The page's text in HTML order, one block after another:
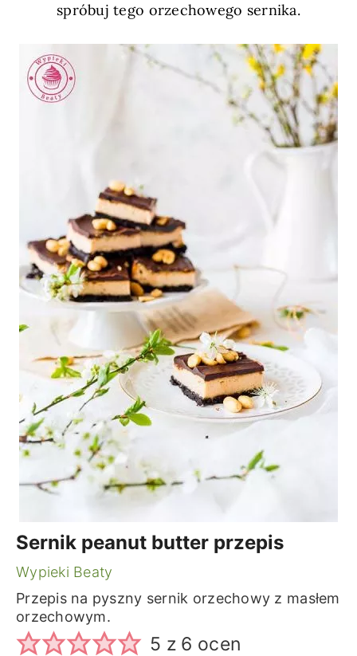
spróbuj tego orzechowego sernika.
Sernik peanut butter przepis
Wypieki Beaty
Przepis na pyszny sernik orzechowy z masłem
orzechowym.
5 z 6 ocen